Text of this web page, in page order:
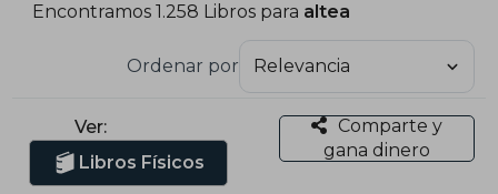
Encontramos 1.258 Libros para altea
Ordenar por
Ver:
Libros Físicos
Comparte y
gana dinero